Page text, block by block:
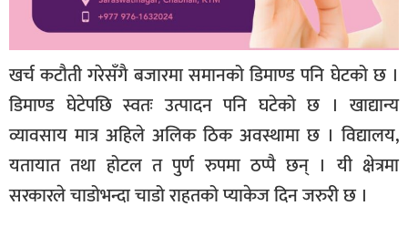
खर्च कटौती गरेसँगै बजारमा समानको डिमाण्ड पनि घेटको छ ।
डिमाण्ड घेटेपछि स्वतः उत्पादन पनि घटेको छ । खाद्यान्य
व्यावसाय मात्र अहिले अलिक ठिक अवस्थामा छ । विद्यालय,
यतायात तथा होटल त पुर्ण रुपमा ठप्पै छन् । यी क्षेत्रमा
सरकारले चाडोभन्दा चाडो राहतको प्याकेज दिन जरुरी छ ।